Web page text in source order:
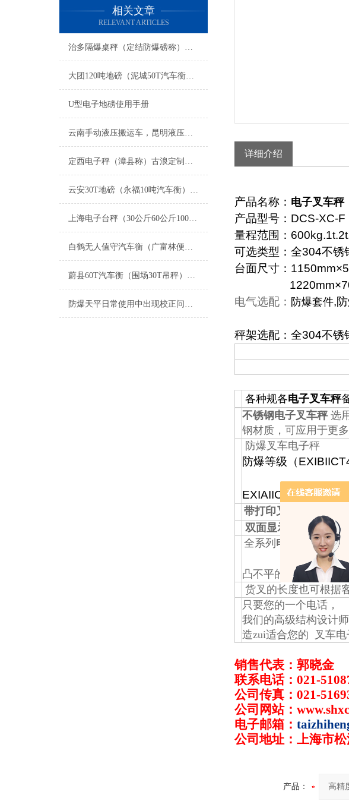
相关文章
RELEVANT ARTICLES
治多隔爆桌秤（定结防爆磅称）措勤隔爆油桶秤）杂多防爆磅秤维修
大团120吨地磅（泥城50T汽车衡）车墩电子地磅）浦锦15吨吊秤维修
U型电子地磅使用手册
云南手动液压搬运车，昆明液压搬运秤，叉车秤
定西电子秤（漳县称）古浪定制电子秤维修
云安30T地磅（永福10吨汽车衡）兴宁15T吊秤）合浦道闸汽车衡维修
上海电子台秤（30公斤60公斤100公斤150公斤200公斤300公斤500公斤600公斤）
白鹤无人值守汽车衡（广富林便携式汽车衡）徐行防爆秤）月浦地磅维修
蔚县60T汽车衡（围场30T吊秤）孟村100吨地磅）左云道闸地磅维修
防爆天平日常使用中出现校正问题提供几个处理方法
详细介绍
产品名称： 电子叉车秤
产品型号： DCS-XC-F
量程范围：
可选类型：全304不锈
台面尺寸： 1150mm×
1220mm×
电气选配： 防爆套件,
秤架选配：全304不锈
各种规各电子叉车秤
不锈钢电子叉车秤选
钢材质，可应用于更
防爆叉车电子秤
防爆等级（
EXIAIICT6）
带打印叉车电子称
双面显示电子秤叉车
全系列 电子称叉车背
凸不平的地平也可正常
货叉的长度也可根据
只要您的一个电话，
我们的高级结构设计
造zui适合您的 叉车
销售代表：郭晓金
联系电话： 021-
公司传真： 021-
公司网站：
电子邮箱：
公司地址：上海市
产品：